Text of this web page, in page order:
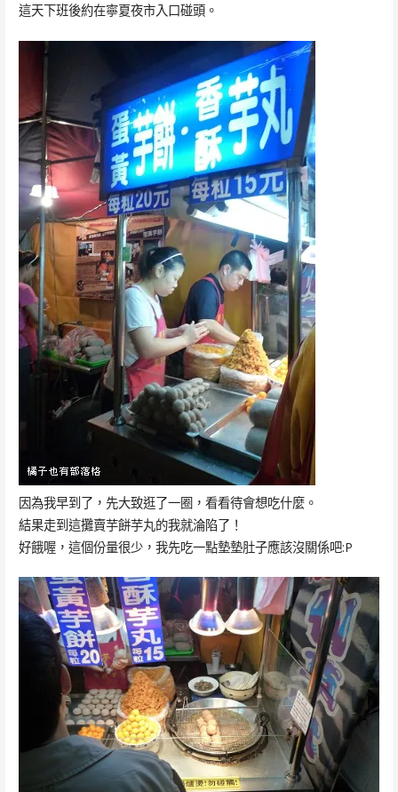
這天下班後約在寧夏夜市入口碰頭。
因為我早到了，先大致逛了一圈，看看待會想吃什麼。
結果走到這攤賣芋餅芋丸的我就淪陷了！
好餓喔，這個份量很少，我先吃一點墊墊肚子應該沒關係吧:P